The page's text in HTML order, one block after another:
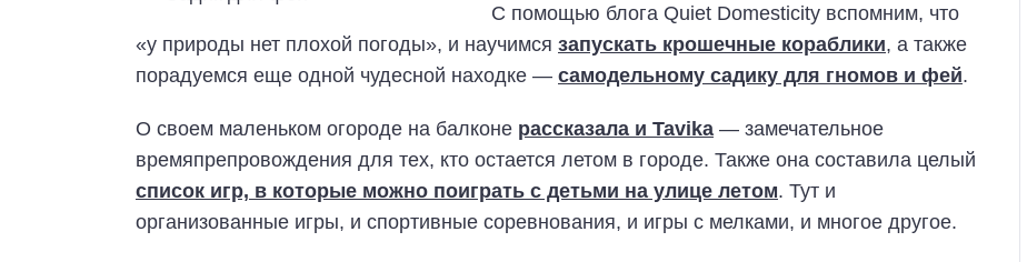
С помощью блога Quiet Domesticity вспомним, что
«у природы нет плохой погоды», и научимся запускать крошечные кораблики, а также
порадуемся еще одной чудесной находке — самодельному садику для гномов и фей.
О своем маленьком огороде на балконе рассказала и Tavika — замечательное
времяпрепровождения для тех, кто остается летом в городе. Также она составила целый
список игр, в которые можно поиграть с детьми на улице летом. Тут и
организованные игры, и спортивные соревнования, и игры с мелками, и многое другое.